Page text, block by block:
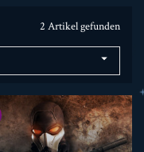
2 Artikel gefunden
